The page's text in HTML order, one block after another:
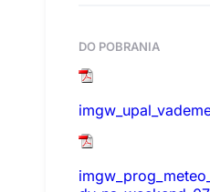
DO POBRANIA